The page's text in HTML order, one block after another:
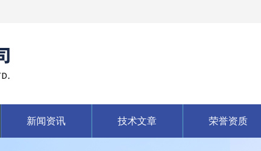
新闻资讯 技术文章 荣誉资质